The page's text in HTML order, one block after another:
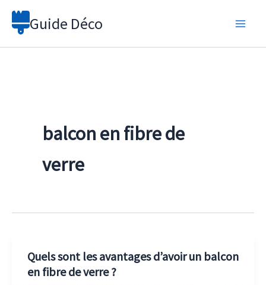
Aller
Guide Déco
balcon en fibre de
verre
Quels sont les avantages d’avoir un balcon
en fibre de verre ?